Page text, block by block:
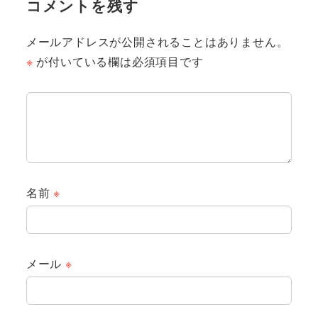
コメントを残す
メールアドレスが公開されることはありません。
※ が付いている欄は必須項目です
名前※
メール ※